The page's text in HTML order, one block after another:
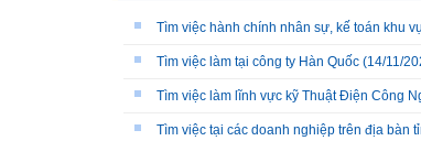
Tìm việc hành chính nhân sự, kế toán khu
Tìm việc làm tại công ty Hàn Quốc (14/11/
Tìm việc làm lĩnh vực kỹ Thuật Điện Công
Tìm việc tại các doanh nghiệp trên địa bàn